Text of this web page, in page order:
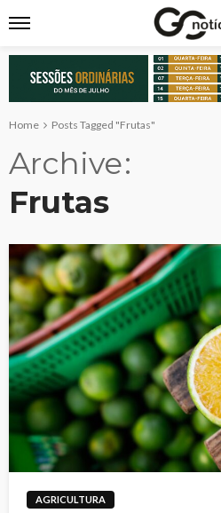
Home Posts Tagged "Frutas"
Archive
Frutas
AGRICULTURA